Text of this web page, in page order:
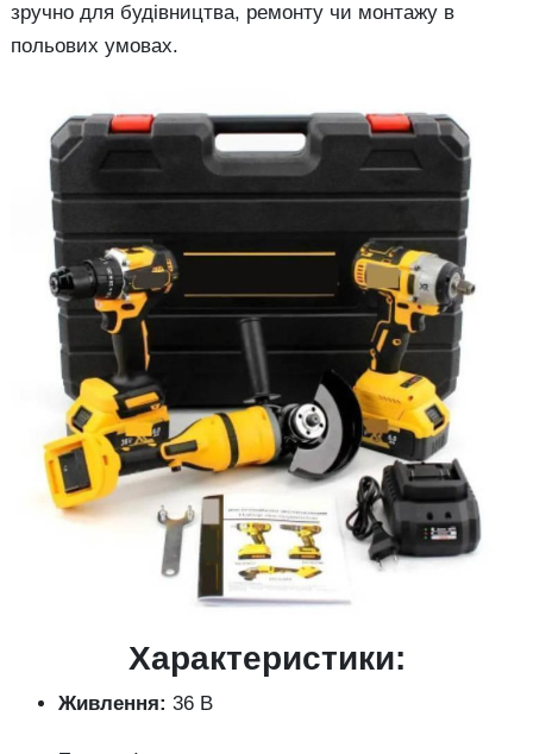
зручно для будівництва, ремонту чи монтажу в
польових умовах.
Характеристики:
Живлення: 36 В